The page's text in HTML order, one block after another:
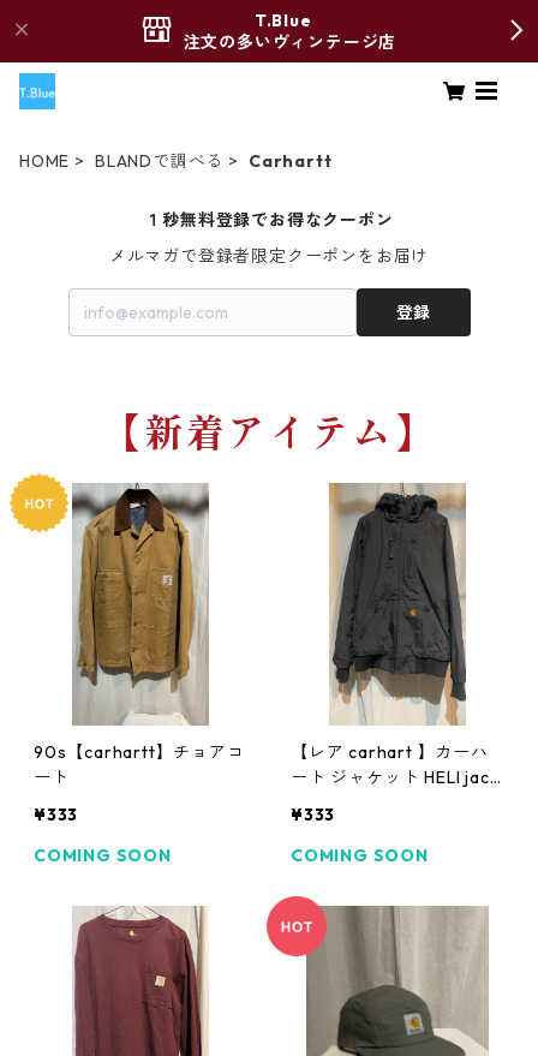
T.Blue
注文の多いヴィンテージ店
HOME BLANDで調べる Carhartt
１秒無料登録でお得なクーポン
メルマガで登録者限定クーポンをお届け
登録
【新着アイテム】
90s【carhartt】チョアコ
ート
¥333
COMING SOON
【レア carhart 】カーハ
ート ジャケット HELI jack
¥333
COMING SOON